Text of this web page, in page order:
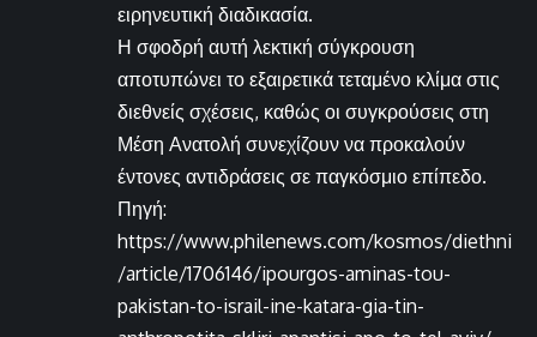
ειρηνευτική διαδικασία.
Η σφοδρή αυτή λεκτική σύγκρουση
αποτυπώνει το εξαιρετικά τεταμένο κλίμα στις
διεθνείς σχέσεις, καθώς οι συγκρούσεις στη
Μέση Ανατολή συνεχίζουν να προκαλούν
έντονες αντιδράσεις σε παγκόσμιο επίπεδο.
Πηγή:
https://www.philenews.com/kosmos/diethni
/article/1706146/ipourgos-aminas-tou-
pakistan-to-israil-ine-katara-gia-tin-